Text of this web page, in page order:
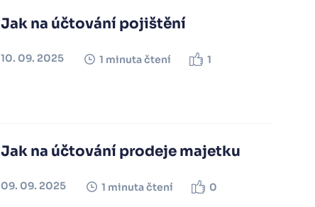
Jak na účtování pojištění
10. 09. 2025 1 minuta čtení 1
Jak na účtování prodeje majetku
09. 09. 2025 1 minuta čtení 0